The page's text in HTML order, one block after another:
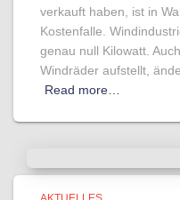
verkauft haben, ist in
Kostenfalle.
genau null Kilowatt.
Windräder aufstellt,
Read more…